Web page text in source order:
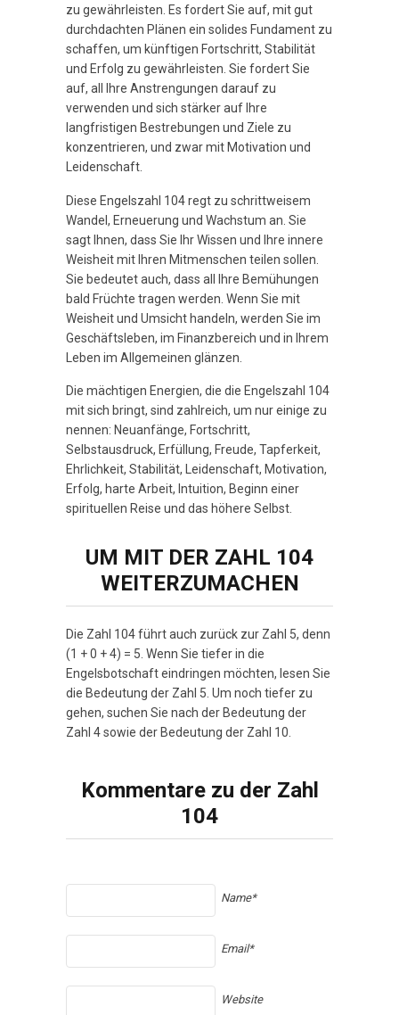
zu gewährleisten. Es fordert Sie auf, mit gut
durchdachten Plänen ein solides Fundament zu
schaffen, um künftigen Fortschritt, Stabilität
und Erfolg zu gewährleisten. Sie fordert Sie
auf, all Ihre Anstrengungen darauf zu
verwenden und sich stärker auf Ihre
langfristigen Bestrebungen und Ziele zu
konzentrieren, und zwar mit Motivation und
Leidenschaft.
Diese Engelszahl 104 regt zu schrittweisem
Wandel, Erneuerung und Wachstum an. Sie
sagt Ihnen, dass Sie Ihr Wissen und Ihre innere
Weisheit mit Ihren Mitmenschen teilen sollen.
Sie bedeutet auch, dass all Ihre Bemühungen
bald Früchte tragen werden. Wenn Sie mit
Weisheit und Umsicht handeln, werden Sie im
Geschäftsleben, im Finanzbereich und in Ihrem
Leben im Allgemeinen glänzen.
Die mächtigen Energien, die die Engelszahl 104
mit sich bringt, sind zahlreich, um nur einige zu
nennen: Neuanfänge, Fortschritt,
Selbstausdruck, Erfüllung, Freude, Tapferkeit,
Ehrlichkeit, Stabilität, Leidenschaft, Motivation,
Erfolg, harte Arbeit, Intuition, Beginn einer
spirituellen Reise und das höhere Selbst.
UM MIT DER ZAHL 104
WEITERZUMACHEN
Die Zahl 104 führt auch zurück zur Zahl 5, denn
(1 + 0 + 4) = 5. Wenn Sie tiefer in die
Engelsbotschaft eindringen möchten, lesen Sie
die Bedeutung der Zahl 5. Um noch tiefer zu
gehen, suchen Sie nach der Bedeutung der
Zahl 4 sowie der Bedeutung der Zahl 10.
Kommentare zu der Zahl
104
Name*
Email*
Website